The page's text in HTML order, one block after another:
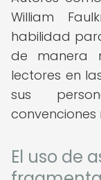
William
habilidad
de manera
lectores en
sus
El uso de